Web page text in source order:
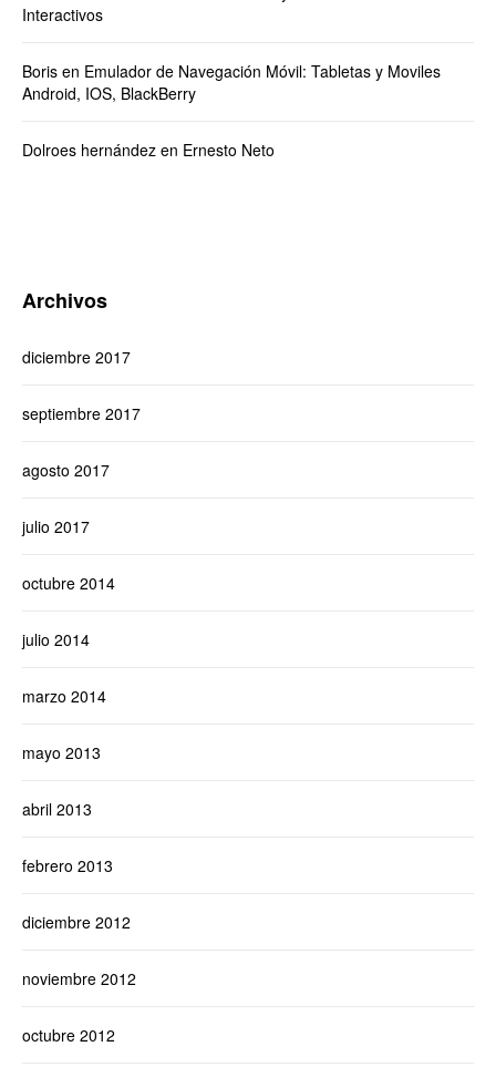
Interactivos
Boris en Emulador de Navegación Móvil: Tabletas y Moviles
Android, IOS, BlackBerry
Dolroes hernández en Ernesto Neto
Archivos
diciembre 2017
septiembre 2017
agosto 2017
julio 2017
octubre 2014
julio 2014
marzo 2014
mayo 2013
abril 2013
febrero 2013
diciembre 2012
noviembre 2012
octubre 2012